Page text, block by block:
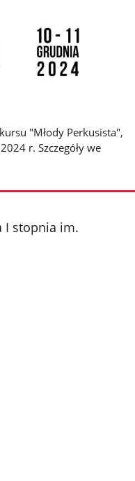
"Młody Perkusista",
r. Szczegóły we
I stopnia im.